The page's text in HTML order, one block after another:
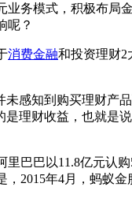
务模式，积极布局
呢？
消费金融和投资理财2
感知到购买理财产
理财收益，也就是
巴巴以11.8亿元认购
2015年4月，蚂蚁金